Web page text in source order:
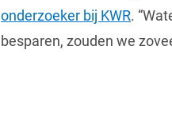
onderzoeker bij KWR.
besparen, zouden we